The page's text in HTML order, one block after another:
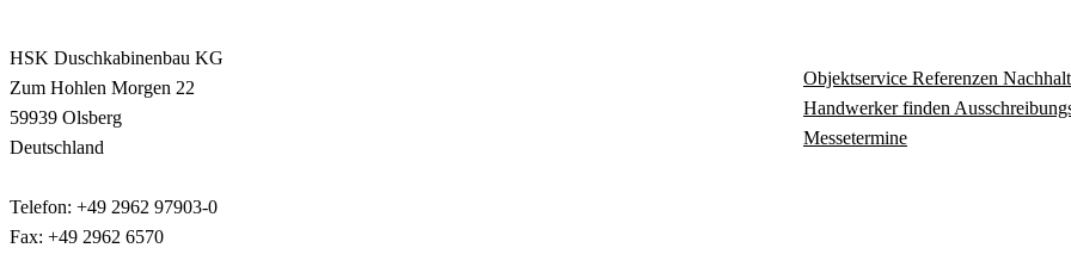
HSK Duschkabinenbau KG
Zum Hohlen Morgen 22
59939 Olsberg
Deutschland
Telefon: +49 2962 97903-0
Fax: +49 2962 6570
Objektservice Referenzen
Handwerker finden
Messetermine